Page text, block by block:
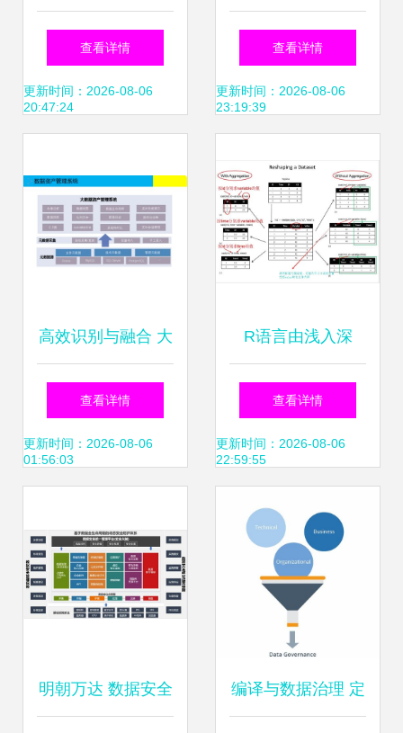
处理 从采集到决策
的基石
查看详情
更新时间：2026-08-06
20:47:24
据、漏斗、地图与
路径驱动明智决策
查看详情
更新时间：2026-08-06
23:19:39
高效识别与融合 大
数据治理中的数据
处理解决方案
查看详情
更新时间：2026-08-06
01:56:03
R语言由浅入深
（二） 数据处理的
艺术
查看详情
更新时间：2026-08-06
22:59:55
明朝万达 数据安全 编译与数据治理 定